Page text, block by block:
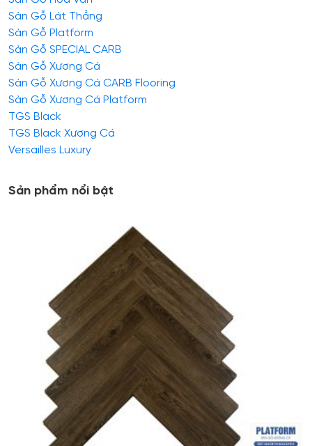
Sàn Gỗ Lát Thẳng
Sàn Gỗ Platform
Sàn Gỗ SPECIAL CARB
Sàn Gỗ Xương Cá
Sàn Gỗ Xương Cá CARB Flooring
Sàn Gỗ Xương Cá Platform
TGS Black
TGS Black Xương Cá
Versailles Luxury
Sản phẩm nổi bật